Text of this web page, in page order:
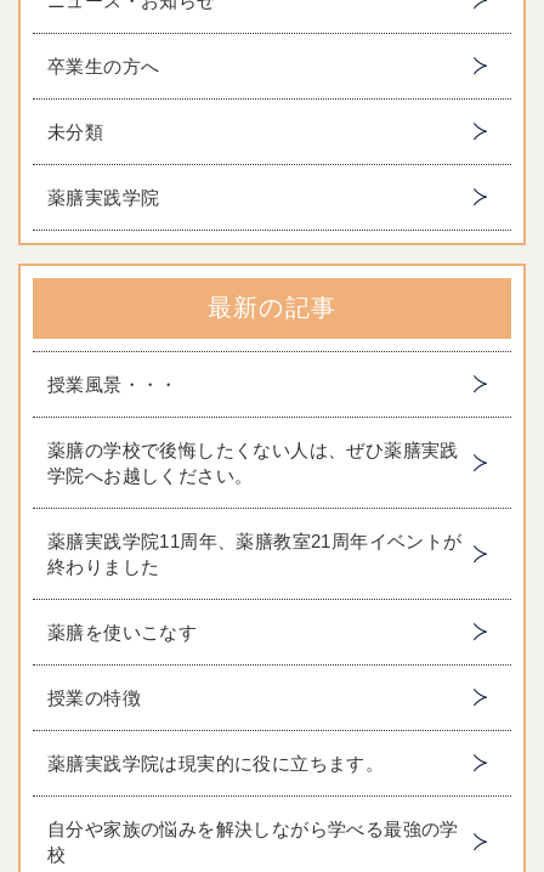
卒業生の方へ
未分類
薬膳実践学院
最新の記事
授業風景・・・
薬膳の学校で後悔したくない人は、ぜひ薬膳実践
学院へお越しください。
薬膳実践学院11周年、薬膳教室21周年イベントが
終わりました
薬膳を使いこなす
授業の特徴
薬膳実践学院は現実的に役に立ちます。
自分や家族の悩みを解決しながら学べる最強の学
校